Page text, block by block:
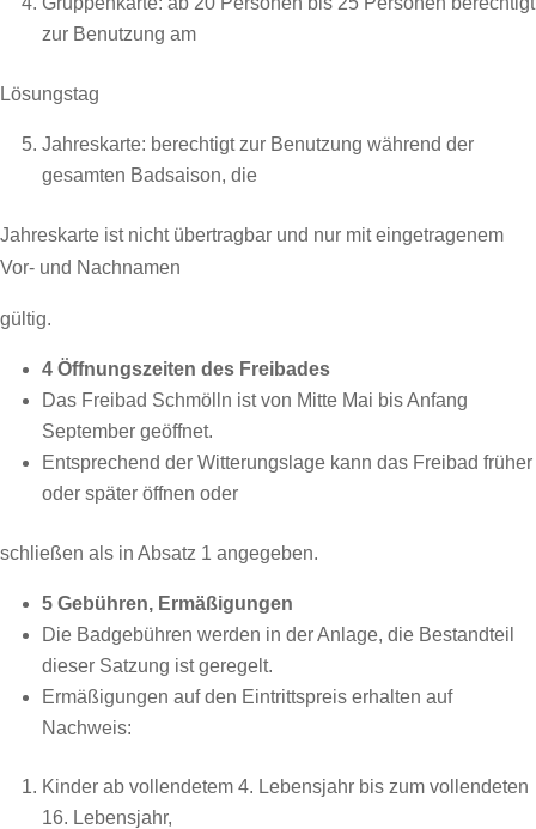
zur Benutzung am
Lösungstag
Jahreskarte: berechtigt zur Benutzung während der
gesamten Badsaison, die
Jahreskarte ist nicht übertragbar und nur mit eingetragenem
Vor- und Nachnamen
gültig.
4 Öffnungszeiten des Freibades
Das Freibad Schmölln ist von Mitte Mai bis Anfang
September geöffnet.
Entsprechend der Witterungslage kann das Freibad früher
oder später öffnen oder
schließen als in Absatz 1 angegeben.
5 Gebühren, Ermäßigungen
Die Badgebühren werden in der Anlage, die Bestandteil
dieser Satzung ist geregelt.
Ermäßigungen auf den Eintrittspreis erhalten auf
Nachweis:
Kinder ab vollendetem 4. Lebensjahr bis zum vollendeten
16. Lebensjahr,